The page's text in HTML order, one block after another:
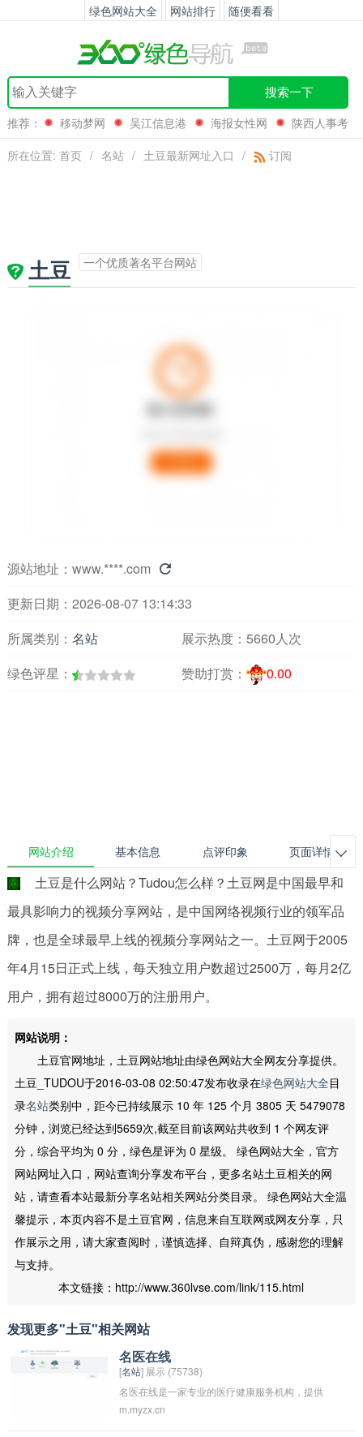
绿色网站大全 网站排行 随便看看
搜索一下
推荐： 移动梦网 吴江信息港 海报女性网
陕西人事考
所在位置: 首页 / 名站 / 土豆最新网址入口 / 订阅
土豆 一个优质著名平台网站
源站地址： www.****.com 
更新日期：2026-08-07 13:14:33
所属类别： 名站 展示热度： 5660人次
绿色评星：
赞助打赏： 0.00
网站介绍 基本信息 点评印象 页面详情 
土豆是什么网站？Tudou怎么样？土豆网是中国最早和
最具影响力的视频分享网站，是中国网络视频行业的领军品
牌，也是全球最早上线的视频分享网站之一。土豆网于2005
年4月15日正式上线，每天独立用户数超过2500万，每月2亿
用户，拥有超过8000万的注册用户。
网站说明：
土豆官网地址，土豆网站地址由绿色网站大全网友分享提供。
土豆_TUDOU于2016-03-08 02:50:47发布收录在绿色网站大全目
录名站类别中，距今已持续展示 10 年 125 个月 3805 天 5479078
分钟，浏览已经达到5659次,截至目前该网站共收到 1 个网友评
分，综合平均为 0 分，绿色星评为 0 星级。 绿色网站大全，官方
网站网址入口，网站查询分享发布平台，更多名站土豆相关的网
站，请查看本站最新分享名站相关网站分类目录。 绿色网站大全温
馨提示，本页内容不是土豆官网，信息来自互联网或网友分享，只
作展示之用，请大家查阅时，谨慎选择、自辩真伪，感谢您的理解
与支持。
本文链接：http://www.360lvse.com/link/115.html
发现更多"土豆"相关网站
名医在线
[名站] 展示 (75738)
名医在线是一家专业的医疗健康服务机构，提供
在线医疗咨询、专家面对面诊疗、医疗服务预约
m.myzx.cn